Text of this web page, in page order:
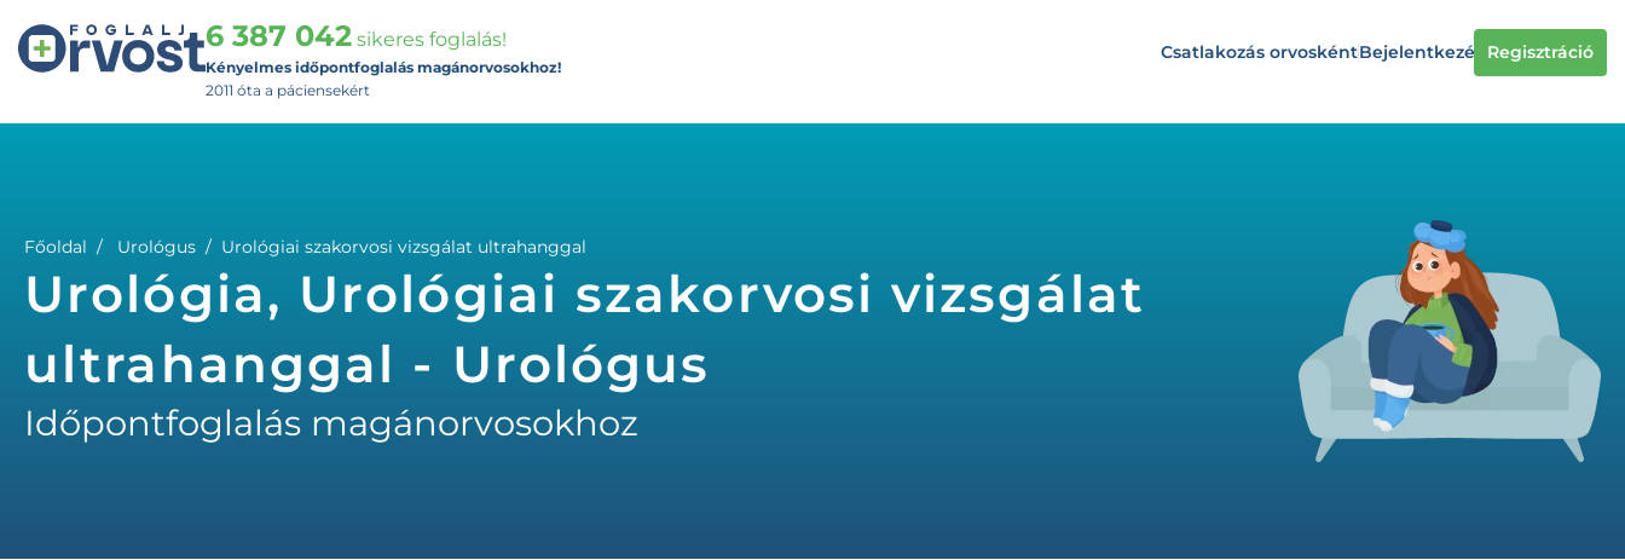
6 387 042 sikeres foglalás!
Kényelmes időpontfoglalás magánorvosokhoz!
2011 óta a páciensekért
Csatlakozás orvoskéntBejelentkezés Regisztráció
Főoldal Urológus Urológiai szakorvosi vizsgálat ultrahanggal
Urológia, Urológiai szakorvosi vizsgálat
ultrahanggal - Urológus
Időpontfoglalás magánorvosokhoz